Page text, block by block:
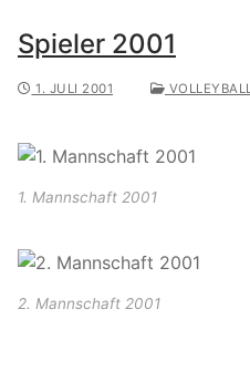
Spieler 2001
1. JULI 2001
1. Mannschaft 2001
2. Mannschaft 2001